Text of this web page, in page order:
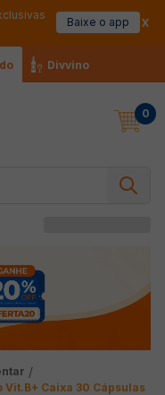
Baixe o app
Divvino
0
Caixa 30 Cápsulas